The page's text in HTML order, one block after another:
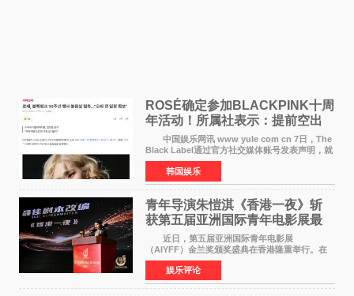
ROSÉ确定参加BLACKPINK十周
年活动！所属社表示：提前空出
了时间
中国娱乐网讯 www yule com cn 7日，The
Black Label通过官方社交媒体账号发表声明，就
近期网络上关于ROS&Eacute;个人行程及是否参
加BLACKPINK出道纪念活动的种种猜测作出正
式回应。 Th
韩国娱乐
青年导演朱愷淇《香港一夜》斩
获第五届亚洲国际青年电影展最
佳剧本改编奖
近日，第五届亚洲国际青年电影展
（AIYFF）金兰奖颁奖盛典在香港隆重举行。在
这场汇聚数百位海内外电影人、文化界人士及媒
体代表的亚洲青年影视盛会上，香港本土电影
《香港一夜》（Dawn in Ho
娱乐评论